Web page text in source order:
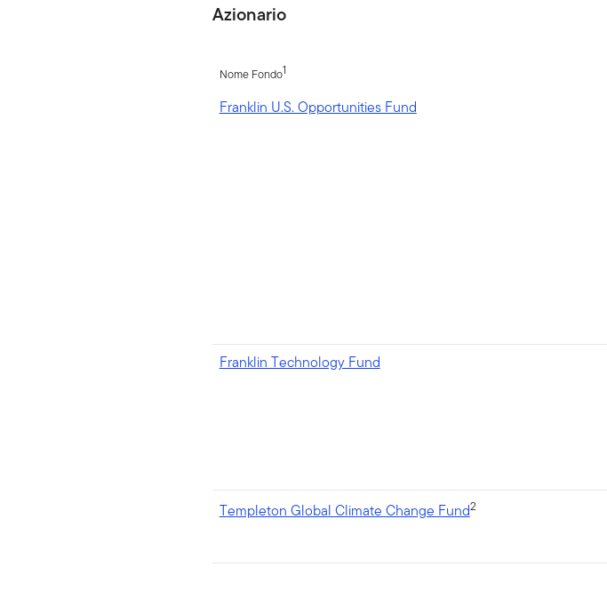
Azionario
Nome Fondo1
Franklin U.S. Opportunities Fund
Franklin Technology Fund
Templeton Global Climate Change Fund2